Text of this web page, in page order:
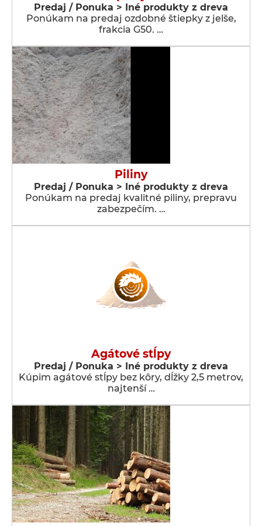
Predaj / Ponuka > Iné produkty z dreva
Ponúkam na predaj ozdobné štiepky z jelše,
frakcia G50. …
Piliny
Predaj / Ponuka > Iné produkty z dreva
Ponúkam na predaj kvalitné piliny, prepravu
zabezpečím. …
Agátové stĺpy
Predaj / Ponuka > Iné produkty z dreva
Kúpim agátové stĺpy bez kôry, dĺžky 2,5 metrov,
najtenší …